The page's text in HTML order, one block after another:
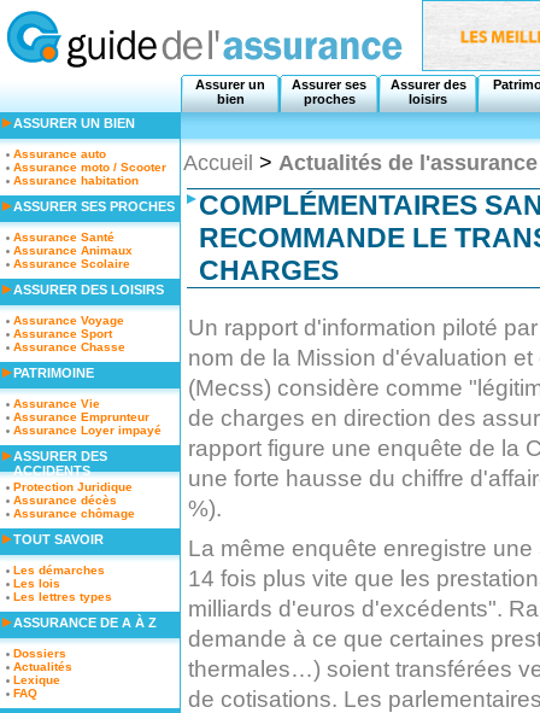
Assurer un
bien
Assurer ses
proches
Assurer des
loisirs
Accueil > Actualités de l'assurance
COMPLÉMENTAIRES
RECOMMANDE LE
CHARGES
Un rapport d'information piloté
nom de la Mission d'évaluation
(Mecss) considère comme
de charges en direction des
rapport figure une enquête de la
une forte hausse du chiffre
%).
La même enquête enregistre
14 fois plus vite que les
milliards d'euros d'excédents".
demande à ce que certaines
thermales…) soient transférées
de cotisations. Les
ASSURER UN BIEN
Assurance auto
Assurance moto / Scooter
Assurance habitation
ASSURER SES PROCHES
Assurance Santé
Assurance Animaux
Assurance Scolaire
ASSURER DES LOISIRS
Assurance Voyage
Assurance Sport
Assurance Chasse
PATRIMOINE
Assurance Vie
Assurance Emprunteur
Assurance Loyer impayé
ASSURER DES
ACCIDENTS
Protection Juridique
Assurance décès
Assurance chômage
TOUT SAVOIR
Les démarches
Les lois
Les lettres types
ASSURANCE DE A À Z
Dossiers
Actualités
Lexique
FAQ